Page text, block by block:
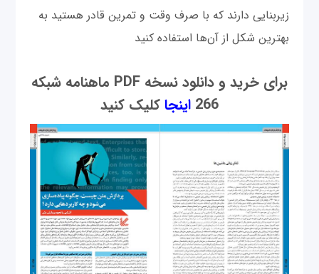
زیربنایی دارند که با صرف وقت و تمرین قادر هستید به
بهترین شکل از آن‌ها استفاده کنید
برای خرید و دانلود نسخه PDF ماهنامه شبکه
266 اینجاکلیک کنید